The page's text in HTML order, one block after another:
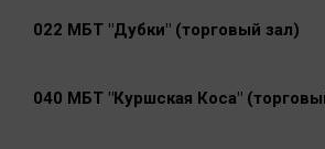
022 МБТ "Дубки" (торговый зал)
040 МБТ "Куршская Коса"